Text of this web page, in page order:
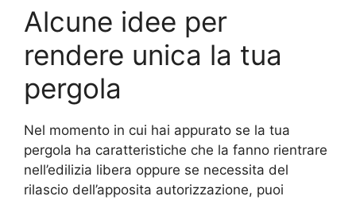
Alcune idee per
rendere unica la tua
pergola
Nel momento in cui hai appurato se la tua
pergola ha caratteristiche che la fanno rientrare
nell’edilizia libera oppure se necessita del
rilascio dell’apposita autorizzazione, puoi